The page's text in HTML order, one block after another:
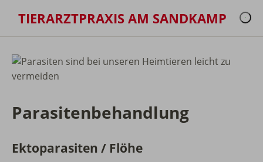
TIERARZTPRAXIS AM SANDKAMP
Parasitenbehandlung
Ektoparasiten / Flöhe